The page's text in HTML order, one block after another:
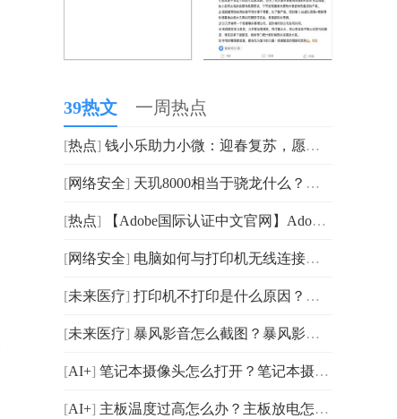
39热文 一周热点
[热点] 钱小乐助力小微：迎春复苏，愿做美好生活“推手”
[网络安全] 天玑8000相当于骁龙什么？天玑8100和9000哪个值得买？
[热点] 【Adobe国际认证中文官网】Adobe中国摄影计划,免费安装
[网络安全] 电脑如何与打印机无线连接？打印机卡纸了怎么办？
[未来医疗] 打印机不打印是什么原因？打印机不进纸怎么办？
[未来医疗] 暴风影音怎么截图？暴风影音截图在哪个文件夹？
[AI+] 笔记本摄像头怎么打开？笔记本摄像头打开是黑的该怎么办
[AI+] 主板温度过高怎么办？主板放电怎么放？